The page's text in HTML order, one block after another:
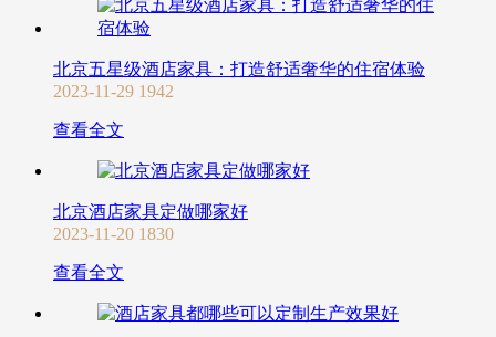
北京五星级酒店家具：打造舒适奢华的住宿体验
2023-11-29 1942
查看全文
北京酒店家具定做哪家好
2023-11-20 1830
查看全文